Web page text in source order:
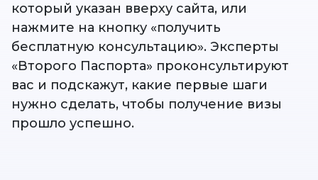
который указан вверху сайта, или
нажмите на кнопку «получить
бесплатную консультацию». Эксперты
«Второго Паспорта» проконсультируют
вас и подскажут, какие первые шаги
нужно сделать, чтобы получение визы
прошло успешно.